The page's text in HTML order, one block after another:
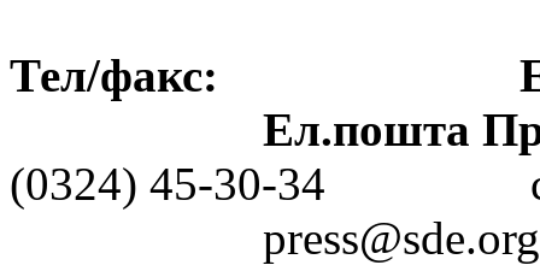
Тел/факс:
Ел.пошта
(0324) 45-30-